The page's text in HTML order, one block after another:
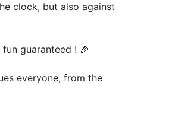
clock, but also against
guaranteed ! 🎉
everyone, from the